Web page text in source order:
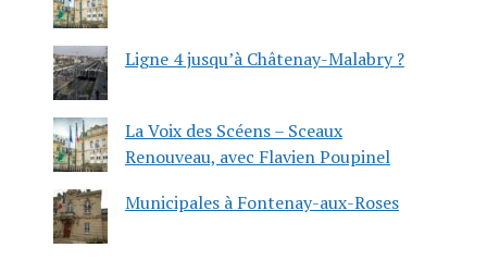
Ligne 4 jusqu’à Châtenay-Malabry ?
La Voix des Scéens – Sceaux
Renouveau, avec Flavien Poupinel
Municipales à Fontenay-aux-Roses